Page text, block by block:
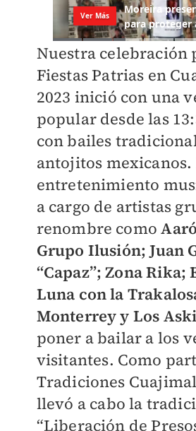
Nuestra celebración
Fiestas Patrias en
2023 inició con una
popular desde las
con bailes
antojitos mexicanos.
entretenimiento
a cargo de artistas
renombre como
Grupo Ilusión; Juan
“Capaz”; Zona Rika;
Luna con la
Monterrey y Los
poner a bailar a los
visitantes. Como
Tradiciones
llevó a cabo la
“Liberación de